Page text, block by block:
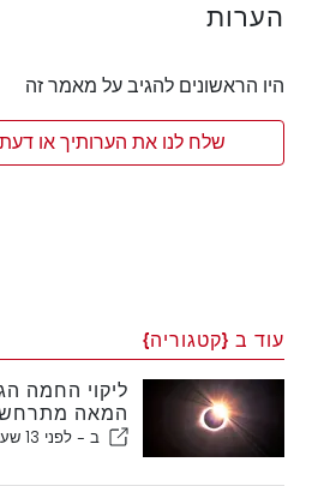
הערות
היו הראשונים להגיב על מאמר זה
שלח לנו את הערותיך או
עוד ב {קטגוריה}
ליקוי החמה
המאה מתרחש
ב - לפני 13 שעות